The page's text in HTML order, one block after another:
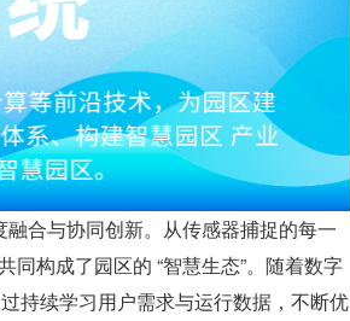
合与协同创新。从传感器捕捉的每一
构成了园区的 “智慧生态”。随着数字
持续学习用户需求与运行数据，不断优